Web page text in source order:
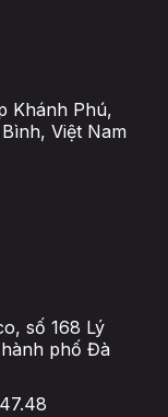
Khánh Phú,
Việt Nam
số 168 Lý
phố Đà